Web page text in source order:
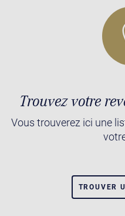
Trouvez votre
Vous trouverez ici une
TROUVER